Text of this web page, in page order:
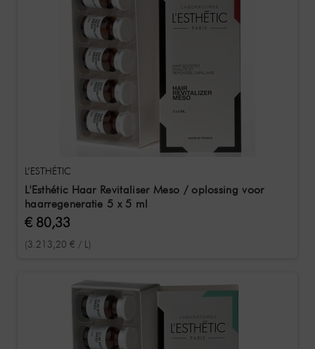
L’ESTHÉTIC
L'Esthétic Haar Revitaliser Meso / oplossing voor
haarregeneratie 5 x 5 ml
€ 80,33
(3.213,20 € / L)